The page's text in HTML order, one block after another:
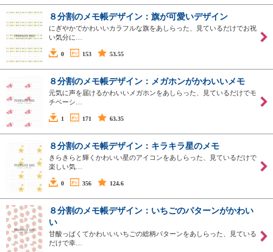
８分割のメモ帳デザイン：旗が可愛いデザイン
にぎやかでかわいいカラフルな旗をあしらった、見ているだけでお祝
い気分に…
0 153 53.55
８分割のメモ帳デザイン：メガホンがかわいいメモ
元気に声を届けるかわいいメガホンをあしらった、見ているだけでモ
チベーシ…
1 171 63.35
８分割のメモ帳デザイン：キラキラ星のメモ
きらきらと輝くかわいい星のアイコンをあしらった、見ているだけで
楽しい気…
0 356 124.6
８分割のメモ帳デザイン：いちごのパターンがかわい
い
甘酸っぱくてかわいいいちごの総柄パターンをあしらった、見ている
だけで幸…